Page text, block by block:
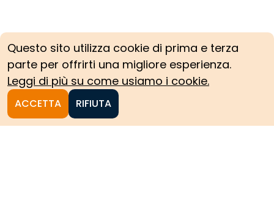
Questo sito utilizza cookie di prima e terza
parte per offrirti una migliore esperienza.
Leggi di più su come usiamo i cookie.
ACCETTA RIFIUTA